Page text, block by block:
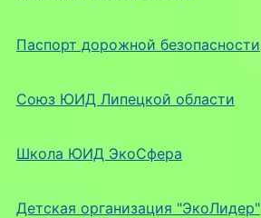
Паспорт дорожной безопасности
Союз ЮИД Липецкой области
Школа ЮИД ЭкоСфера
Детская организация "ЭкоЛидер"